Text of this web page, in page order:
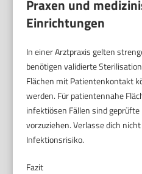
Praxen und
Einrichtungen
In einer Arztpraxis gelten
benötigen validierte
Flächen mit Patientenkontakt
werden. Für patientennahe
infektiösen Fällen sind
vorzuziehen. Verlasse dich
Infektionsrisiko.
Fazit